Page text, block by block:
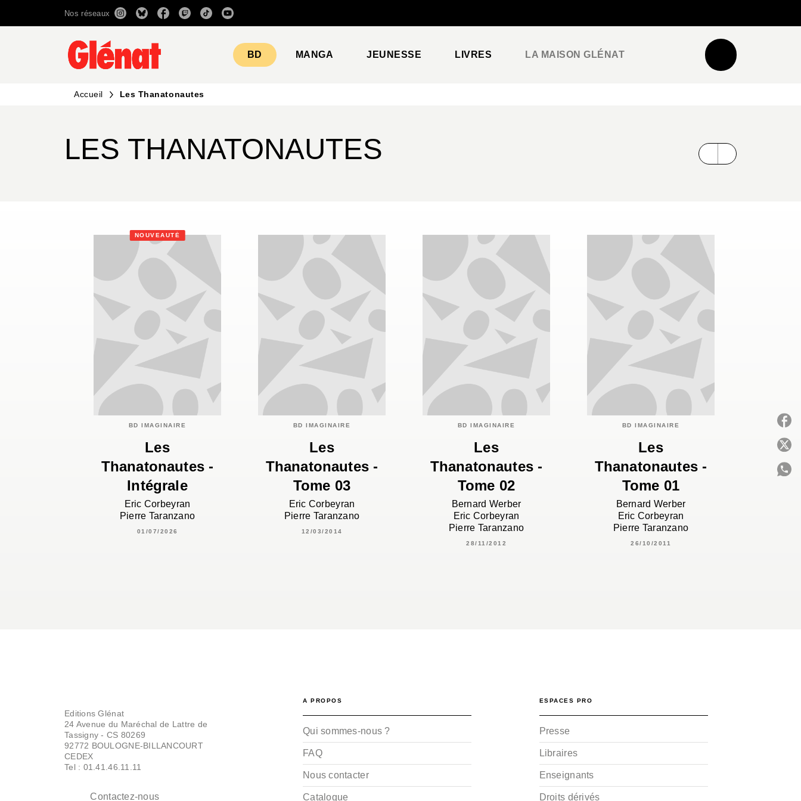
RECHERCHE CONTENU
Nos réseaux
BD MANGA JEUNESSE LIVRES LA MAISON GLÉNAT
Accueil Les Thanatonautes
LES THANATONAUTES
NOUVEAUTÉ
BD IMAGINAIRE
Les
Thanatonautes -
Intégrale
Eric Corbeyran
Pierre Taranzano
01/07/2026
BD IMAGINAIRE
Les
Thanatonautes -
Tome 03
Eric Corbeyran
Pierre Taranzano
12/03/2014
BD IMAGINAIRE
Les
Thanatonautes -
Tome 02
Bernard Werber
Eric Corbeyran
Pierre Taranzano
28/11/2012
BD IMAGINAIRE
Les
Thanatonautes -
Tome 01
Bernard Werber
Eric Corbeyran
Pierre Taranzano
26/10/2011
Editions Glénat
24 Avenue du Maréchal de Lattre de
Tassigny - CS 80269
92772 BOULOGNE-BILLANCOURT
CEDEX
Tel : 01.41.46.11.11
Contactez-nous
A PROPOS
Qui sommes-nous ?
FAQ
Nous contacter
Catalogue
ESPACES PRO
Presse
Libraires
Enseignants
Droits dérivés